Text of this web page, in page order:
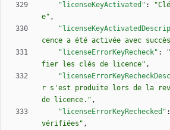
"licenseKeyActivated" :
e" ,
cence a été activée avec
"licenseErrorKeyRecheck" :
fier les clés de licence" ,
r s'est produite lors de la
de licence." ,
"licenseErrorKeyRechecked" :
vérifiées" ,